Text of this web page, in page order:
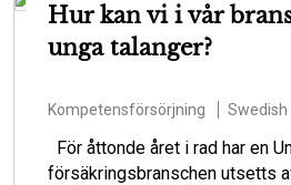
Hur kan vi i vår
unga talanger?
Kompetensförsörjning Swedish
För åttonde året i rad har en
försäkringsbranschen utsetts